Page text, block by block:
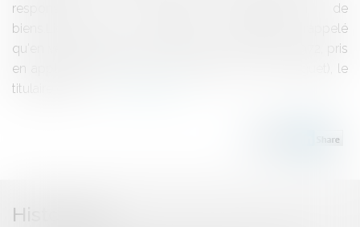
responsable du cabinet d'administration de
biens.Licenciement justifiéAyant exactement rappelé
qu'en vertu de l'article 72 du décret du 20 juillet 1972, pris
en application de la loi du 2 janvier 1970 (loi Hoguet), le
titulaire de la c...
Historique